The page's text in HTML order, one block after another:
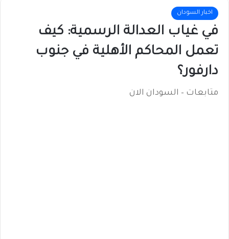
اخبار السودان
في غياب العدالة الرسمية: كيف
تعمل المحاكم الأهلية في جنوب
دارفور؟
متابعات – السودان الان